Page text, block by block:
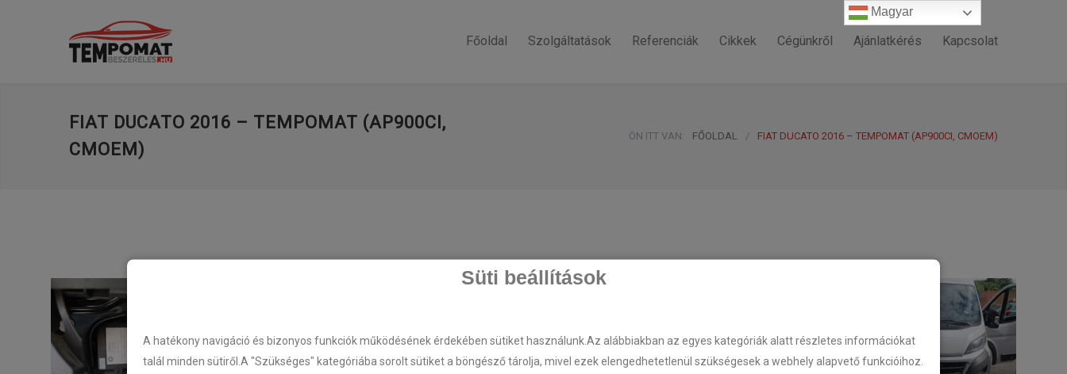
Süti beállítások
A hatékony navigáció és bizonyos funkciók működésének érdekében sütiket használunk.Az alábbiakban az egyes kategóriák alatt részletes információkat
talál minden sütiről.A "Szükséges" kategóriába sorolt sütiket a böngésző tárolja, mivel ezek elengedhetetlenül szükségesek a webhely alapvető funkcióihoz.
Főoldal Szolgáltatások Referenciák Cikkek Cégünkről Ajánlatkérés Kapcsolat
FIAT DUCATO 2016 – TEMPOMAT (AP900CI,
CMOEM)
ÖN ITT VAN: FŐOLDAL / FIAT DUCATO 2016 – TEMPOMAT (AP900CI, CMOEM)
Magyar